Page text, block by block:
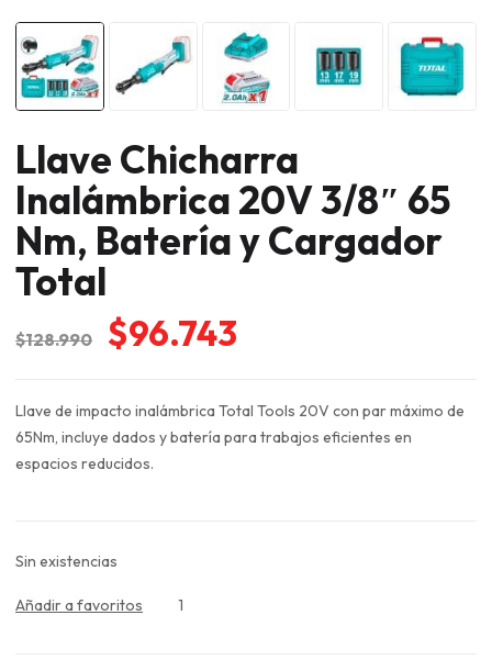
Llave Chicharra
Inalámbrica 20V 3/8″ 65
Nm, Batería y Cargador
Total
$128.990
El
original
era:
$128.990.
$96.743
actual
es:
Llave de impacto inalámbrica Total Tools 20V con par máximo de
65Nm, incluye dados y batería para trabajos eficientes en
espacios reducidos.
Sin existencias
Añadir a favoritos 1